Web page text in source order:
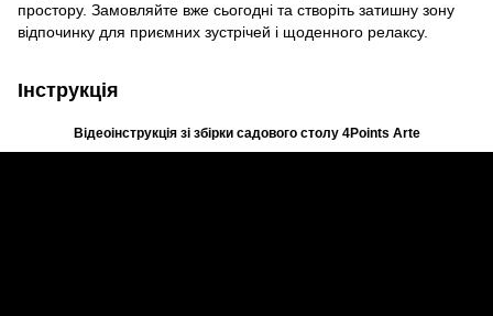
простору. Замовляйте вже сьогодні та створіть затишну зону
відпочинку для приємних зустрічей і щоденного релаксу.
Інструкція
Відеоінструкція зі збірки садового столу 4Points Arte